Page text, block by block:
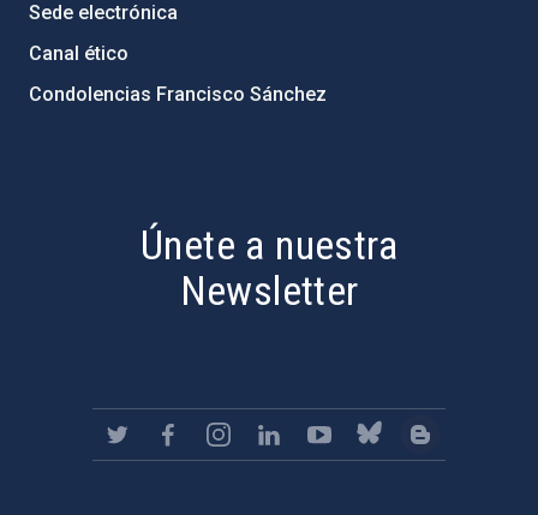
Sede electrónica
Canal ético
Condolencias Francisco Sánchez
Únete a nuestra
Newsletter